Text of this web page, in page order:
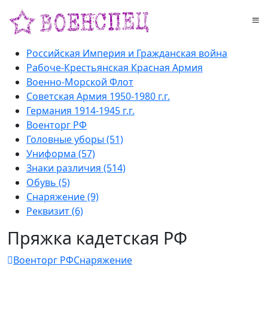
Российская Империя и Гражданская война
Рабоче-Крестьянская Красная Армия
Военно-Морской Флот
Советская Армия 1950-1980 г.г.
Германия 1914-1945 г.г.
Военторг РФ
Головные уборы (51)
Униформа (57)
Знаки различия (514)
Обувь (5)
Снаряжение (9)
Реквизит (6)
Пряжка кадетская РФ
Военторг РФСнаряжение